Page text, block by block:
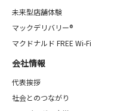
未来型店舗体験
マックデリバリー®
マクドナルド FREE Wi-Fi
会社情報
代表挨拶
社会とのつながり